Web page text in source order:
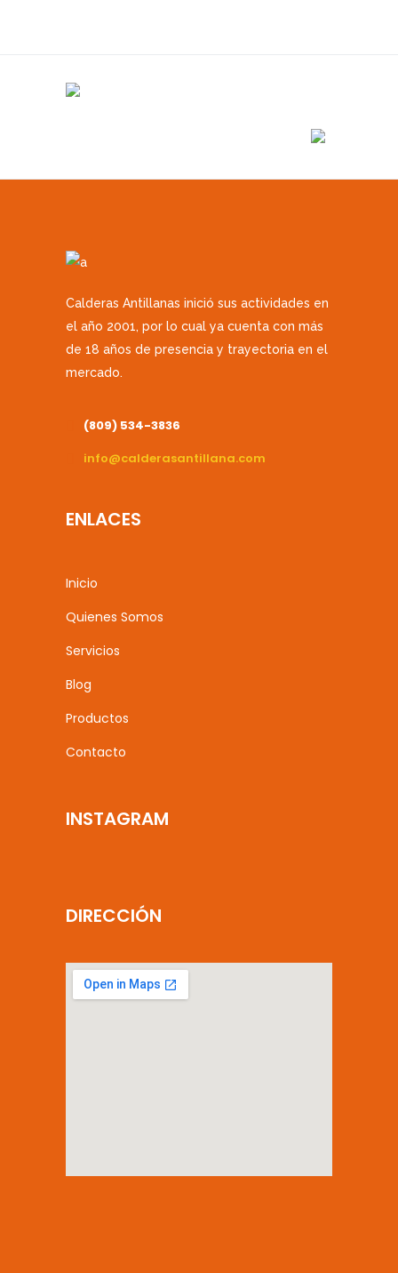
Calderas Antillanas inició sus actividades en
el año 2001, por lo cual ya cuenta con más
de 18 años de presencia y trayectoria en el
mercado.
(809) 534-3836
info@calderasantillana.com
ENLACES
Inicio
Quienes Somos
Servicios
Blog
Productos
Contacto
INSTAGRAM
DIRECCIÓN